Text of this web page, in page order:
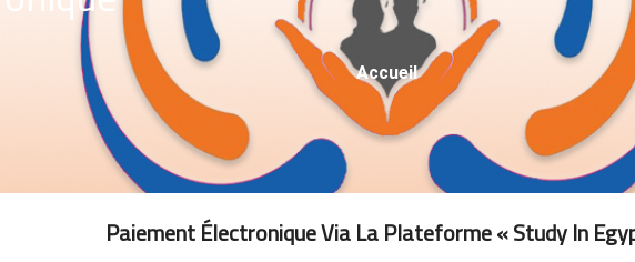
Fil
D'Ariane
Accueil
Paiement Électronique Via La Plateforme « Study In